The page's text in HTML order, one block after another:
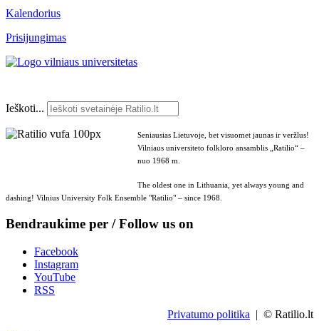
Kalendorius
Prisijungimas
Ieškoti...
Seniausias Lietuvoje, bet visuomet jaunas ir veržlus!
Vilniaus universiteto folkloro ansamblis „Ratilio“ –
nuo 1968 m.
The oldest one in Lithuania, yet always young and
dashing! Vilnius University Folk Ensemble "Ratilio" – since 1968.
Bendraukime per / Follow us on
Facebook
Instagram
YouTube
RSS
Privatumo politika | © Ratilio.lt